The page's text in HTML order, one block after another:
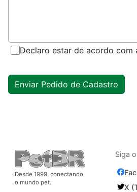
Declaro estar de acordo com
Desde 1999, conectando
o mundo pet.
Siga
X